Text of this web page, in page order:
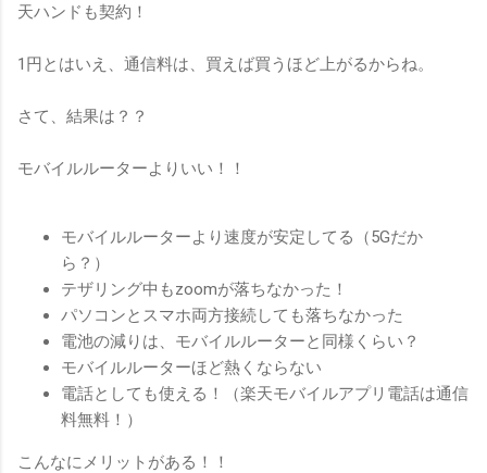
天ハンドも契約！
1円とはいえ、通信料は、買えば買うほど上がるからね。
さて、結果は？？
モバイルルーターよりいい！！
モバイルルーターより速度が安定してる（5Gだか
ら？）
テザリング中もzoomが落ちなかった！
パソコンとスマホ両方接続しても落ちなかった
電池の減りは、モバイルルーターと同様くらい？
モバイルルーターほど熱くならない
電話としても使える！（楽天モバイルアプリ電話は通信
料無料！）
こんなにメリットがある！！